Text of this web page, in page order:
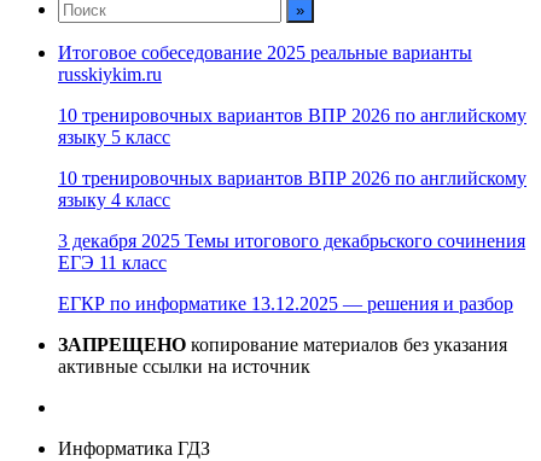
Итоговое собеседование 2025 реальные варианты
russkiykim.ru
10 тренировочных вариантов ВПР 2026 по английскому
языку 5 класс
10 тренировочных вариантов ВПР 2026 по английскому
языку 4 класс
3 декабря 2025 Темы итогового декабрьского сочинения
ЕГЭ 11 класс
ЕГКР по информатике 13.12.2025 — решения и разбор
ЗАПРЕЩЕНО копирование материалов без указания
активные ссылки на источник
Информатика ГДЗ